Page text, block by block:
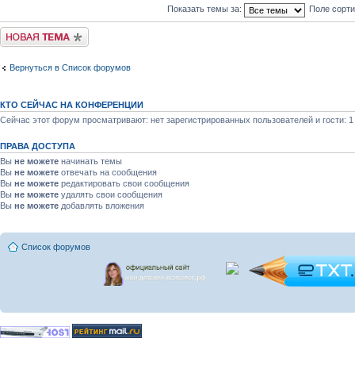
Показать темы за: Поле
Новая тема
Вернуться в Список форумов
КТО СЕЙЧАС НА КОНФЕРЕНЦИИ
Сейчас этот форум просматривают: нет зарегистрированных пользователей и гости: 1
ПРАВА ДОСТУПА
Вы не можете начинать темы
Вы не можете отвечать на сообщения
Вы не можете редактировать свои сообщения
Вы не можете удалять свои сообщения
Вы не можете добавлять вложения
Список форумов